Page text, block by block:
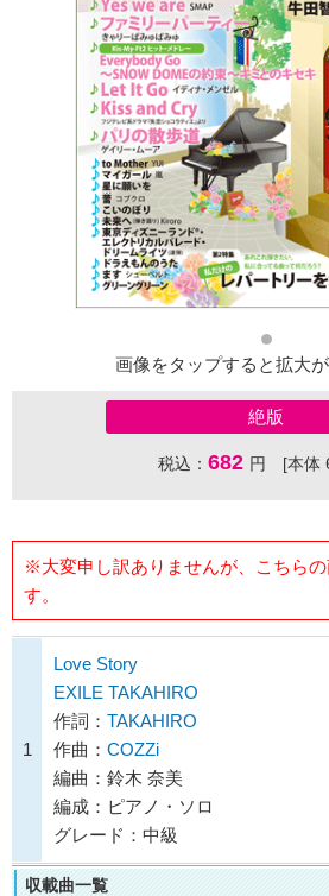
画像をタップすると拡大が
絶版
税込： 682 円 [本体
※大変申し訳ありませんが、こちら
す。
1
Love Story
EXILE TAKAHIRO
作詞： TAKAHIRO
作曲： COZZi
編曲：鈴木 奈美
編成：ピアノ・ソロ
グレード：中級
収載曲一覧